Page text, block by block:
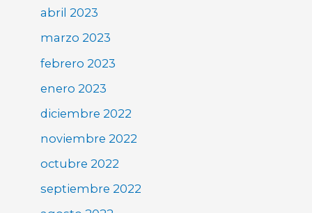
abril 2023
marzo 2023
febrero 2023
enero 2023
diciembre 2022
noviembre 2022
octubre 2022
septiembre 2022